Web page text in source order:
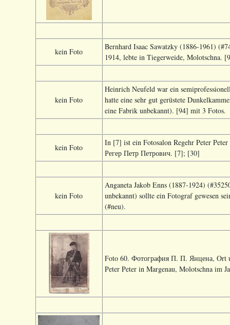
kein Foto
Bernhard Isaac Sawatzky (1886-1961)
1914, lebte in Tiegerweide, Molotschna.
kein Foto
Heinrich Neufeld war ein
hatte eine sehr gut gerüstete
eine Fabrik unbekannt). [94] mit 3 Fotos.
kein Foto
In [7] ist ein Fotosalon Regehr Peter
Регер Петр Петрович. [7]; [30]
kein Foto
Anganeta Jakob Enns (1887-1924)
unbekannt) sollte ein Fotograf gewesen
(#neu).
Foto 60. Фотография П. П. Янцена, Ort
Peter Peter in Margenau, Molotschna im